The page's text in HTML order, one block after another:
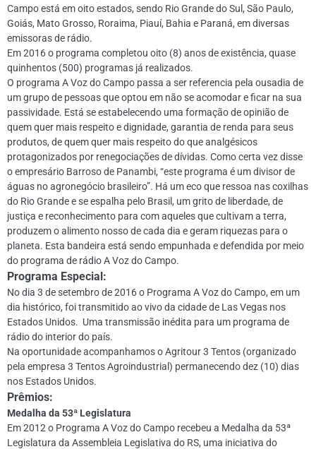
Campo está em oito estados, sendo Rio Grande do Sul, São Paulo,
Goiás, Mato Grosso, Roraima, Piauí, Bahia e Paraná, em diversas
emissoras de rádio.
Em 2016 o programa completou oito (8) anos de existência, quase
quinhentos (500) programas já realizados.
O programa A Voz do Campo passa a ser referencia pela ousadia de
um grupo de pessoas que optou em não se acomodar e ficar na sua
passividade. Está se estabelecendo uma formação de opinião de
quem quer mais respeito e dignidade, garantia de renda para seus
produtos, de quem quer mais respeito do que analgésicos
protagonizados por renegociações de dívidas. Como certa vez disse
o empresário Barroso de Panambi, “este programa é um divisor de
águas no agronegócio brasileiro”. Há um eco que ressoa nas coxilhas
do Rio Grande e se espalha pelo Brasil, um grito de liberdade, de
justiça e reconhecimento para com aqueles que cultivam a terra,
produzem o alimento nosso de cada dia e geram riquezas para o
planeta. Esta bandeira está sendo empunhada e defendida por meio
do programa de rádio A Voz do Campo.
Programa Especial:
No dia 3 de setembro de 2016 o Programa A Voz do Campo, em um
dia histórico, foi transmitido ao vivo da cidade de Las Vegas nos
Estados Unidos. Uma transmissão inédita para um programa de
rádio do interior do país.
Na oportunidade acompanhamos o Agritour 3 Tentos (organizado
pela empresa 3 Tentos Agroindustrial) permanecendo dez (10) dias
nos Estados Unidos.
Prêmios:
Medalha da 53ª Legislatura
Em 2012 o Programa A Voz do Campo recebeu a Medalha da 53ª
Legislatura da Assembleia Legislativa do RS, uma iniciativa do